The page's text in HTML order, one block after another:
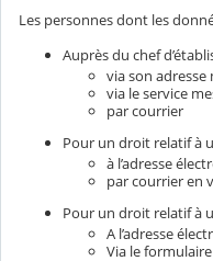
Les personnes dont les
Auprès du chef
via son adresse
via le service
par courrier
Pour un droit relatif à
à l’adresse
par courrier en
Pour un droit relatif à
A l’adresse
Via le